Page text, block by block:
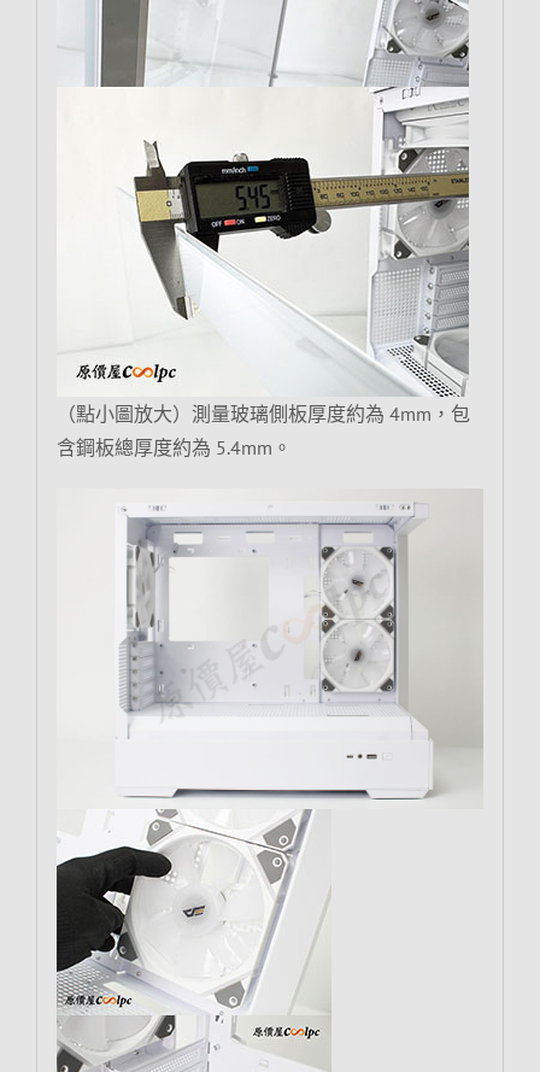
（點小圖放大）測量玻璃側板厚度約為 4mm，包
含鋼板總厚度約為 5.4mm。